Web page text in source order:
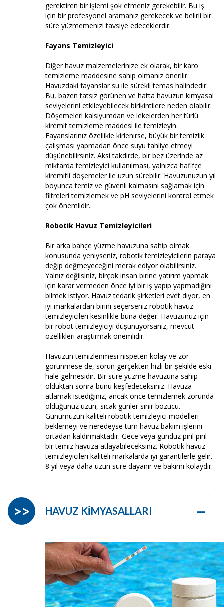
gerektiren bir işlemi şok etmeniz gerekebilir. Bu iş
için bir profesyonel aramanız gerekecek ve belirli bir
süre yüzmemenizi tavsiye edeceklerdir.
Fayans Temizleyici
Diğer havuz malzemelerinize ek olarak, bir karo
temizleme maddesine sahip olmanız önerilir.
Havuzdaki fayanslar su ile sürekli temas halindedir.
Bu, bazen tatsız görünen ve hatta havuzun kimyasal
seviyelerini etkileyebilecek birikintilere neden olabilir.
Döşemeleri kalsiyumdan ve lekelerden her türlü
kiremit temizleme maddesi ile temizleyin.
Fayanslarınız özellikle kirlenirse, büyük bir temizlik
çalışması yapmadan önce suyu tahliye etmeyi
düşünebilirsiniz. Aksi takdirde, bir bez üzerinde az
miktarda temizleyici kullanılması, yalnızca hafifçe
kiremitli döşemeler ile uzun sürebilir. Havuzunuzun yıl
boyunca temiz ve güvenli kalmasını sağlamak için
filtreleri temizlemek ve pH seviyelerini kontrol etmek
çok önemlidir.
Robotik Havuz Temizleyicileri
Bir arka bahçe yüzme havuzuna sahip olmak
konusunda yeniyseniz, robotik temizleyicilerin paraya
değip değmeyeceğini merak ediyor olabilirsiniz.
Yalnız değilsiniz, birçok insan birine yatırım yapmak
için karar vermeden önce iyi bir iş yapıp yapmadığını
bilmek istiyor. Havuz tedarik şirketleri evet diyor, en
iyi markalardan birini seçerseniz robotik havuz
temizleyicileri kesinlikle buna değer. Havuzunuz için
bir robot temizleyiciyi düşünüyorsanız, mevcut
özellikleri araştırmak önemlidir.
Havuzun temizlenmesi nispeten kolay ve zor
görünmese de, sorun gerçekten hızlı bir şekilde eski
hale gelmesidir. Bir süre yüzme havuzuna sahip
olduktan sonra bunu keşfedeceksiniz. Havuza
atlamak istediğiniz, ancak önce temizlemek zorunda
olduğunuz uzun, sıcak günler sinir bozucu.
Günümüzün kaliteli robotik temizleyici modelleri
beklemeyi ve neredeyse tüm havuz bakım işlerini
ortadan kaldırmaktadır. Gece veya gündüz pırıl pırıl
bir temiz havuza atlayabileceksiniz. Robotik havuz
temizleyicileri kaliteli markalarda iyi garantilerle gelir.
8 yıl veya daha uzun süre dayanır ve bakımı kolaydır.
HAVUZ KİMYASALLARI –
>>